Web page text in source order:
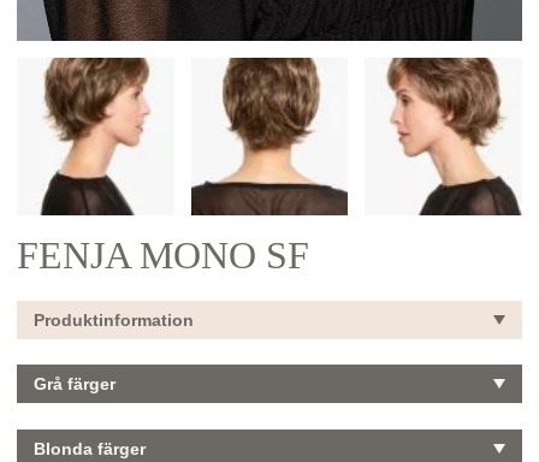
FENJA MONO SF
Produktinformation
Grå färger
Blonda färger